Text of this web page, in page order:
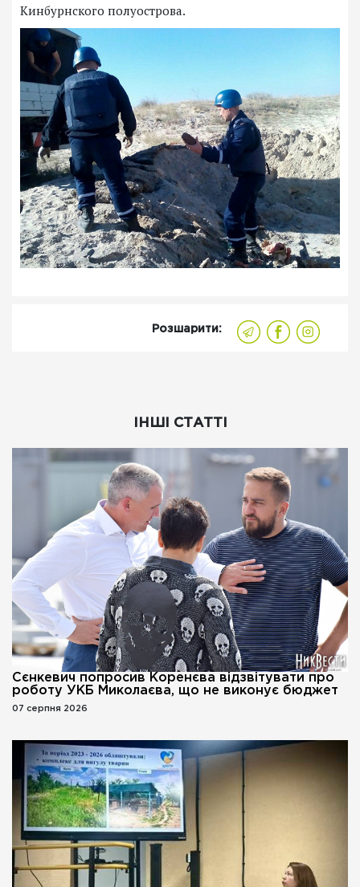
Кинбурнского полуострова.
Розшарити:
ІНШІ СТАТТІ
Сєнкевич попросив Коренєва відзвітувати про
роботу УКБ Миколаєва, що не виконує бюджет
07 серпня 2026